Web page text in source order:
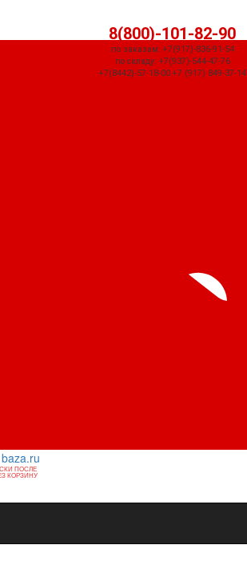
ПОСЛЕ
КОРЗИНУ
8(800)-101-82-90
по заказам: +7(917)-836-91-54
по складу: +7(937)-544-47-76
+7(8442)-57-18-00 +7 (917) 849-37-14